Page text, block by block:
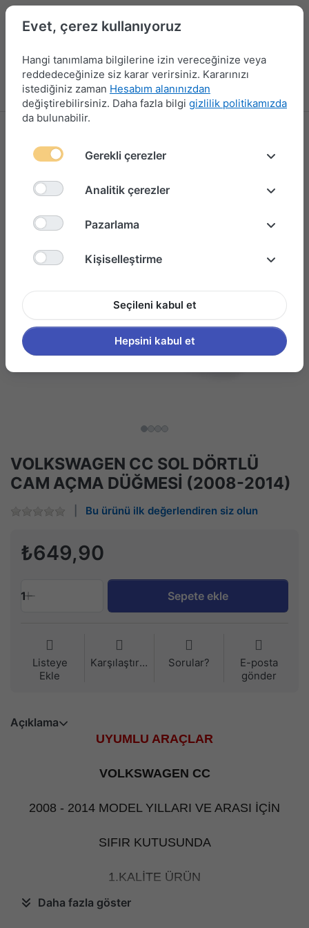
Menü Giriş yap Karşılaştırma Favori Listesi
VOLKSWAGEN CC SOL DÖRTLÜ
CAM AÇMA DÜĞMESİ (2008-2014)
Bu ürünü ilk değerlendiren siz olun
₺649,90
1 Sepete ekle
Listeye
Ekle
Karşılaştırma Sorular?
E-posta
gönder
Açıklama
UYUMLU ARAÇLAR
VOLKSWAGEN CC
2008 - 2014 MODEL YILLARI VE ARASI İÇİN
SIFIR KUTUSUNDA
1.KALİTE ÜRÜN
PİN SAYISI : 10 PİN
Daha fazla göster
Evet, çerez kullanıyoruz
Hangi tanımlama bilgilerine izin vereceğinize veya
reddedeceğinize siz karar verirsiniz. Kararınızı
istediğiniz zaman Hesabım alanınızdan
değiştirebilirsiniz. Daha fazla bilgi gizlilik politikamızda
da bulunabilir.
Gerekli çerezler
Analitik çerezler
Pazarlama
Kişiselleştirme
Seçileni kabul et
Hepsini kabul et